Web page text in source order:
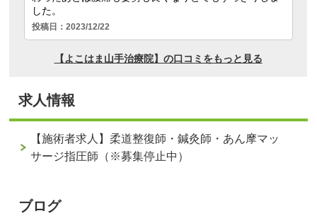
求人情報
【施術者求人】柔道整復師・鍼灸師・あん摩マッ
サージ指圧師（※募集停止中）
ブログ